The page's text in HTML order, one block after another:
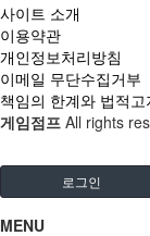
사이트 소개
이용약관
개인정보처리방침
이메일 무단수집거부
책임의 한계와 법적고
게임점프 All rights
로그인
MENU